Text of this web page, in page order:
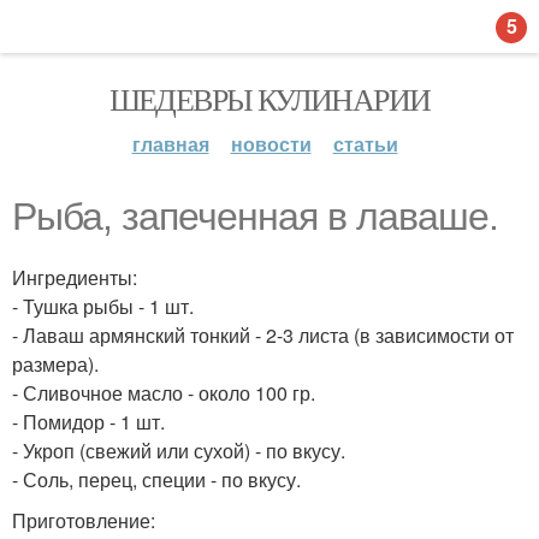
ШЕДЕВРЫ КУЛИНАРИИ
главная новости статьи
Рыба, запеченная в лаваше.
Ингредиенты:
- Тушка рыбы - 1 шт.
- Лаваш армянский тонкий - 2-3 листа (в зависимости от
размера).
- Сливочное масло - около 100 гр.
- Помидор - 1 шт.
- Укроп (свежий или сухой) - по вкусу.
- Соль, перец, специи - по вкусу.
Приготовление:
5